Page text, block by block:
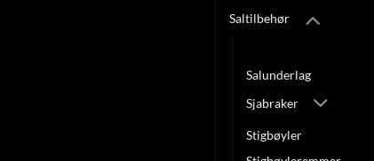
Saltilbehør
Salunderlag
Sjabraker
Stigbøyler